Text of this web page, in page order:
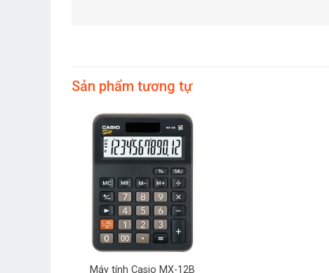
Sản phẩm tương tự
Máy tính Casio MX-12B